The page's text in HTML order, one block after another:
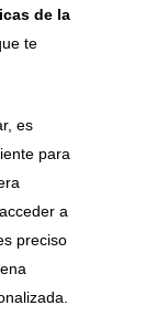
de la
te
es
para
a
preciso